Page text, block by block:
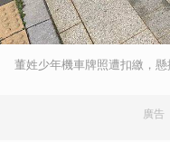
董姓少年機車牌照遭扣繳，
廣告